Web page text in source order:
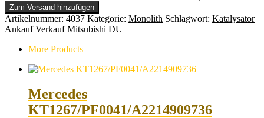
Zum Versand hinzufügen
Artikelnummer: 4037 Kategorie: Monolith Schlagwort: Katalysator
Ankauf Verkauf Mitsubishi DU
More Products
Mercedes
KT1267/PF0041/A2214909736